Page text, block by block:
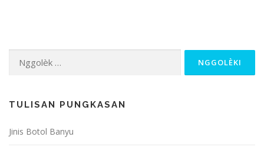
Nggolèk
kanggo:
TULISAN PUNGKASAN
Jinis Botol Banyu